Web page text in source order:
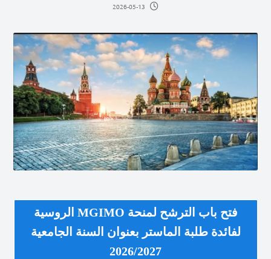
2026-05-13
فتح باب الترشح لمنحة MGIMO الروسية
لفائدة طلبة الماستر بعنوان السنة الجامعية
2026/2027